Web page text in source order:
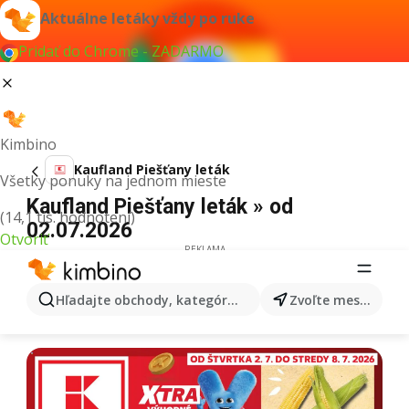
Aktuálne letáky vždy po ruke
Pridať do Chrome - ZADARMO
Kimbino
Všetky ponuky na jednom mieste
(14,1 tis. hodnotení)
Otvoriť
Hľadajte obchody, kategórie, produkty... Zvoľte mesto
Kaufland Piešťany leták
Kaufland Piešťany leták » od
02.07.2026
REKLAMA